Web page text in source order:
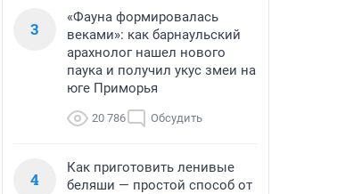
3
«Фауна формировалась
веками»: как барнаульский
арахнолог нашел нового
паука и получил укус змеи на
юге Приморья
20 786 Обсудить
4
Как приготовить ленивые
беляши — простой способ от